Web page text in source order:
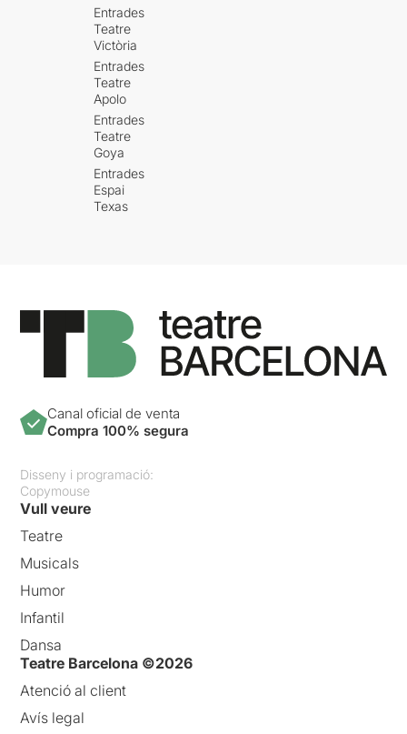
Entrades
Teatre
Victòria
Entrades
Teatre
Apolo
Entrades
Teatre
Goya
Entrades
Espai
Texas
Canal oficial de venta
Compra 100% segura
Disseny i programació:
Copymouse
Vull veure
Teatre
Musicals
Humor
Infantil
Dansa
Teatre Barcelona ©2026
Atenció al client
Avís legal